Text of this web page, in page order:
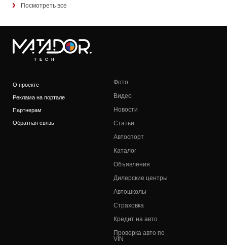
Посмотреть все
TECH
О проекте
Реклама на портале
Партнерам
Обратная связь
Фото
Видео
Новости
Статьи
Автоспорт
Каталог
Объявления
Дилерские центры
Автошколы
Страховка
Кредит на авто
Проверка авто по
VIN